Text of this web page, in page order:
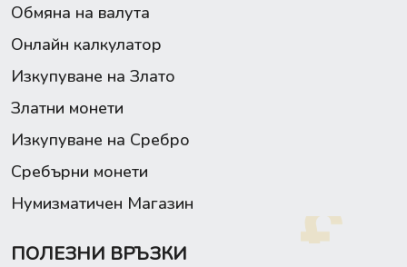
Обмяна на валута
Онлайн калкулатор
Изкупуване на Злато
Златни монети
Изкупуване на Сребро
Сребърни монети
Нумизматичен Магазин
ПОЛЕЗНИ ВРЪЗКИ